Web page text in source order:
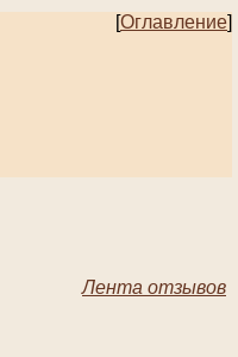
[Оглавление]
Лента отзывов